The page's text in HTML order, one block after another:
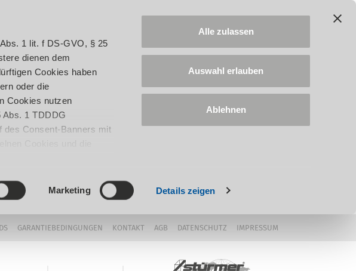
1 lit. f DS-GVO, § 25
dienen dem
Cookies haben
oder die
Cookies nutzen
1 TDDDG
des Consent-Banners mit
Marketing Details zeigen
Alle zulassen
Auswahl erlauben
Ablehnen
GARANTIEBEDINGUNGEN KONTAKT AGB DATENSCHUTZ IMPRESSUM